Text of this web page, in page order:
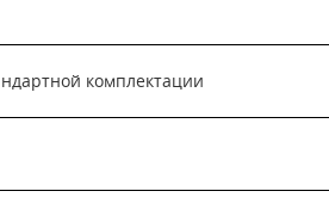
комплектации